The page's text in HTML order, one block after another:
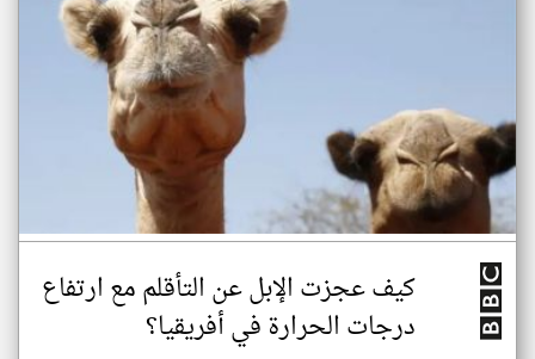
كيف عجزت الإبل عن التأقلم مع ارتفاع
درجات الحرارة في أفريقيا؟